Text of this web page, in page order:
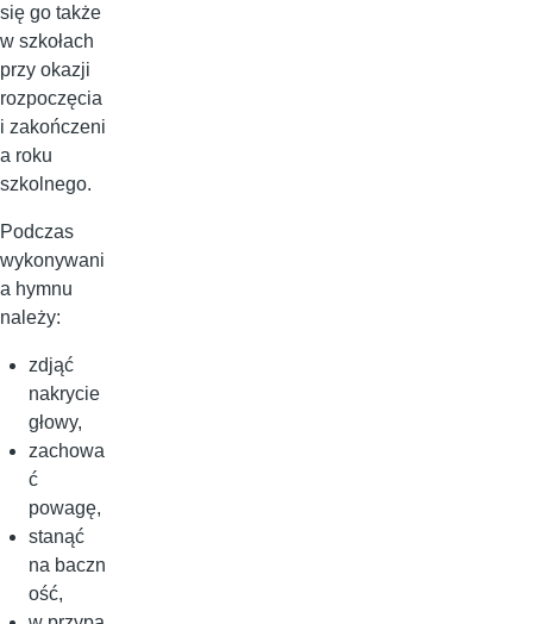
się go także
w szkołach
przy okazji
rozpoczęcia
i zakończeni
a roku
szkolnego.
Podczas
wykonywani
a hymnu
należy:
zdjąć
nakrycie
głowy,
zachowa
ć
powagę,
stanąć
na baczn
ość,